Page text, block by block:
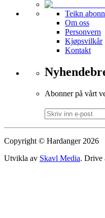
Teikn
Om oss
Personvern
Kjøpsvilkår
Kontakt
Abonner på vårt
Copyright © Hardanger 2026
Utvikla av Skavl Media. Drive